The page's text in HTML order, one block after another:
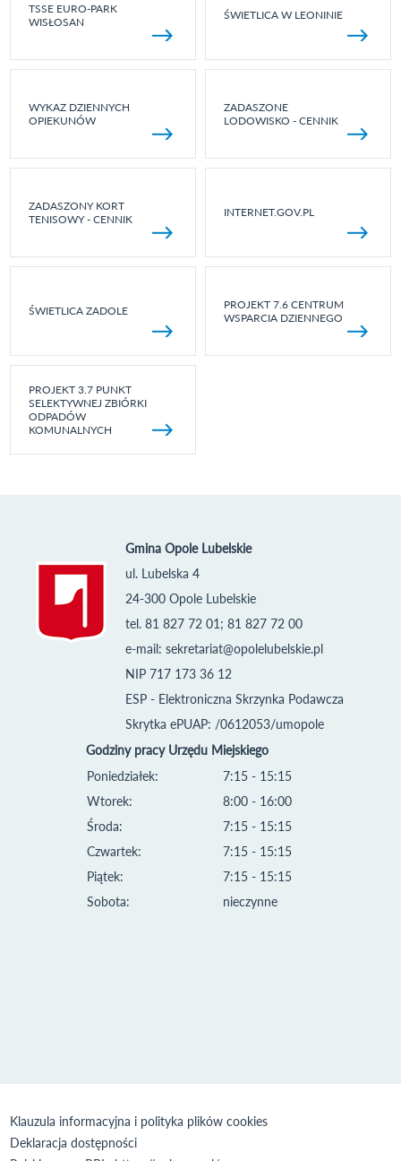
TSSE EURO-PARK
WISŁOSAN
ŚWIETLICA W LEONINIE
WYKAZ DZIENNYCH
OPIEKUNÓW
ZADASZONE
LODOWISKO - CENNIK
ZADASZONY KORT
TENISOWY - CENNIK
INTERNET.GOV.PL
ŚWIETLICA ZADOLE
PROJEKT 7.6 CENTRUM
WSPARCIA DZIENNEGO
PROJEKT 3.7 PUNKT
SELEKTYWNEJ ZBIÓRKI
ODPADÓW
KOMUNALNYCH
Gmina Opole Lubelskie
ul. Lubelska 4
24-300 Opole Lubelskie
tel. 81 827 72 01; 81 827 72 00
e-mail: sekretariat@opolelubelskie.pl
NIP 717 173 36 12
ESP - Elektroniczna Skrzynka Podawcza
Skrytka ePUAP: /0612053/umopole
Godziny pracy Urzędu Miejskiego
Poniedziałek:
Wtorek:
Środa:
Czwartek:
Piątek:
Sobota:
7:15 - 15:15
8:00 - 16:00
7:15 - 15:15
7:15 - 15:15
7:15 - 15:15
nieczynne
Klauzula informacyjna i polityka plików cookies
Deklaracja dostępności